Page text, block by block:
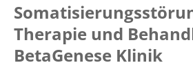
Therapie und
BetaGenese Klinik